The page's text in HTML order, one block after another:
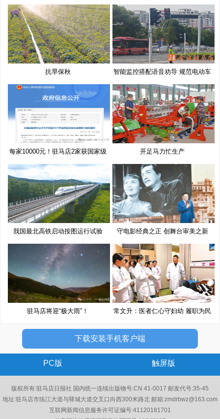
赛
抗旱保秋 智能监控搭配语音劝导 规范电动车
每家10000元！驻马店2家获国家级
奖
开足马力忙生产
我国最北高铁启动按图运行试验 守电影经典之正 创舞台审美之新
驻马店将迎“极大雨”！ 常文升：医者仁心守妇幼 履职为民
下载安装手机客户端
PC版 触屏版
版权所有:驻马店日报社 国内统一连续出版物号:CN 41-0017 邮发代号:35-45
地址:驻马店市练江大道与驿城大道交叉口向西300米路北 邮箱:zmdrbwz@163.com
互联网新闻信息服务许可证编号:41120181701